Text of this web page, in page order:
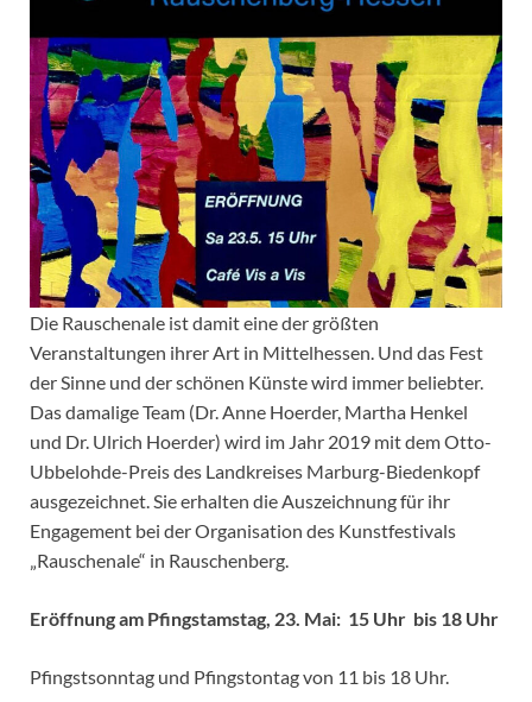
Die Rauschenale ist damit eine der größten
Veranstaltungen ihrer Art in Mittelhessen. Und das Fest
der Sinne und der schönen Künste wird immer beliebter.
Das damalige Team (Dr. Anne Hoerder, Martha Henkel
und Dr. Ulrich Hoerder) wird im Jahr 2019 mit dem Otto-
Ubbelohde-Preis des Landkreises Marburg-Biedenkopf
ausgezeichnet. Sie erhalten die Auszeichnung für ihr
Engagement bei der Organisation des Kunstfestivals
„Rauschenale“ in Rauschenberg.
Eröffnung am Pfingstamstag, 23. Mai: 15 Uhr bis 18 Uhr
Pfingstsonntag und Pfingstontag von 11 bis 18 Uhr.